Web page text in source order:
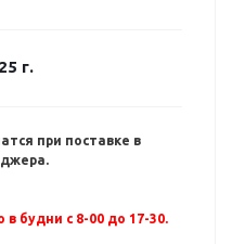
г.
при поставке в
будни с 8-00 до 17-30.